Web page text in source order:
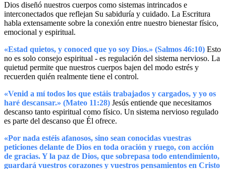
Dios diseñó nuestros cuerpos como sistemas intrincados e
interconectados que reflejan Su sabiduría y cuidado. La Escritura
habla extensamente sobre la conexión entre nuestro bienestar físico,
emocional y espiritual.
«Estad quietos, y conoced que yo soy Dios.» (Salmos 46:10) Esto
no es solo consejo espiritual - es regulación del sistema nervioso. La
quietud permite que nuestros cuerpos bajen del modo estrés y
recuerden quién realmente tiene el control.
«Venid a mí todos los que estáis trabajados y cargados, y yo os
haré descansar.» (Mateo 11:28) Jesús entiende que necesitamos
descanso tanto espiritual como físico. Un sistema nervioso regulado
es parte del descanso que Él ofrece.
«Por nada estéis afanosos, sino sean conocidas vuestras
peticiones delante de Dios en toda oración y ruego, con acción
de gracias. Y la paz de Dios, que sobrepasa todo entendimiento,
guardará vuestros corazones y vuestros pensamientos en Cristo